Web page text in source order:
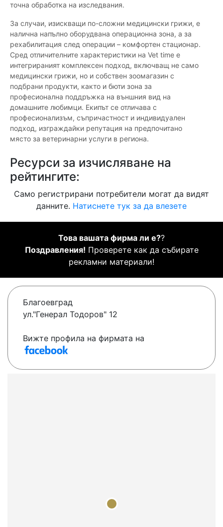
точна обработка на изследвания.
За случаи, изискващи по-сложни медицински грижи, е
налична напълно оборудвана операционна зона, а за
рехабилитация след операции – комфортен стационар.
Сред отличителните характеристики на Vet time е
интегрираният комплексен подход, включващ не само
медицински грижи, но и собствен зоомагазин с
подбрани продукти, както и бюти зона за
професионална поддръжка на външния вид на
домашните любимци. Екипът се отличава с
професионализъм, съпричастност и индивидуален
подход, изграждайки репутация на предпочитано
място за ветеринарни услуги в региона.
Ресурси за изчисляване на
рейтингите:
Само регистрирани потребители могат да видят
данните. Натиснете тук за да влезете
Това вашата фирма ли е??
Поздравления! Проверете как да събирате
рекламни материали!
Благоевград
ул."Генерал Тодоров" 12
Вижте профила на фирмата на